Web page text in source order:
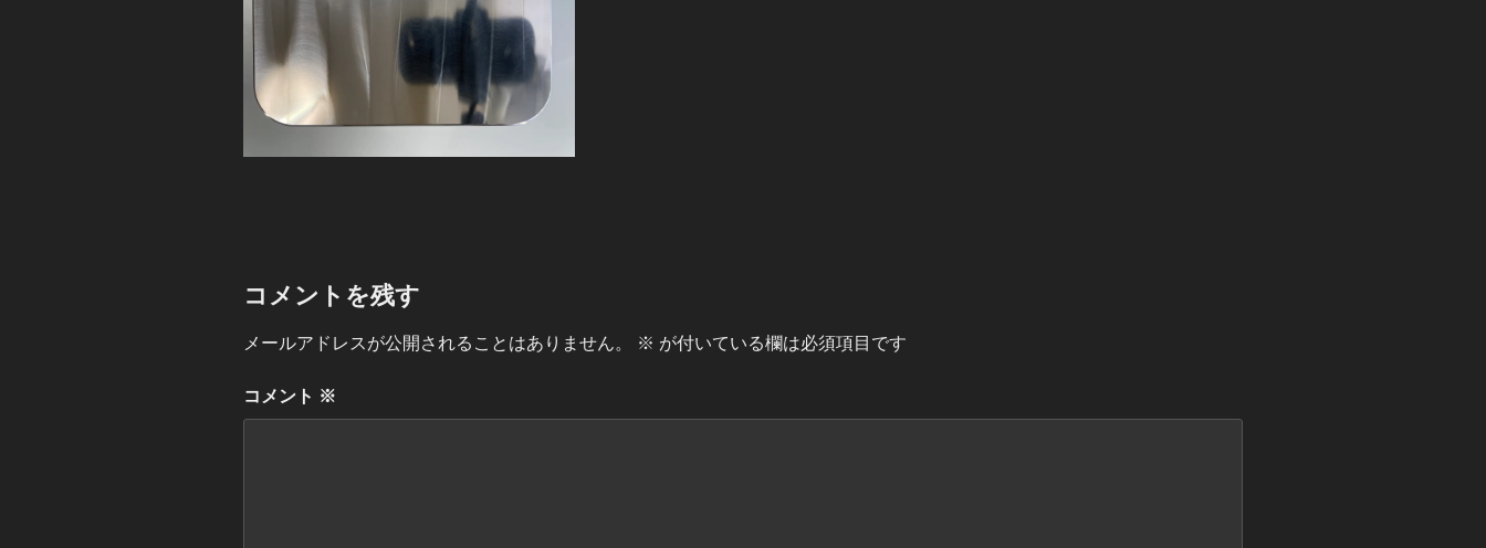
コメントを残す
メールアドレスが公開されることはありません。 ※ が付いている欄は必須項目です
コメント ※